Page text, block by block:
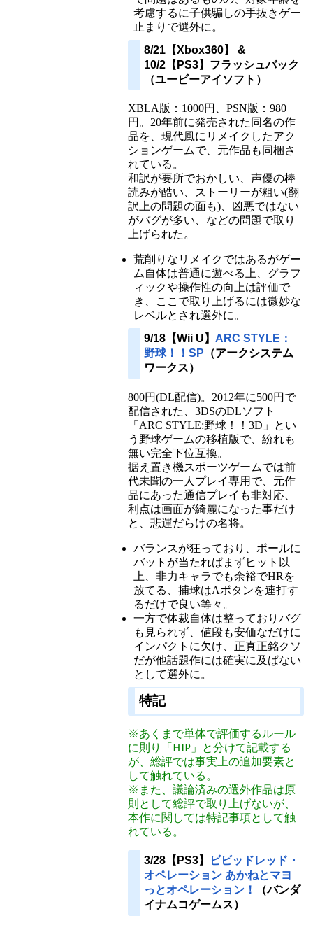
考慮するに子供騙しの手抜きゲー
止まりで選外に。
8/21【Xbox360】 &
10/2【PS3】フラッシュバック
（ユービーアイソフト）
XBLA版：1000円、PSN版：980
円。20年前に発売された同名の作
品を、現代風にリメイクしたアク
ションゲームで、元作品も同梱さ
れている。
和訳が要所でおかしい、声優の棒
読みが酷い、ストーリーが粗い(翻
訳上の問題の面も)、凶悪ではない
がバグが多い、などの問題で取り
上げられた。
荒削りなリメイクではあるがゲー
ム自体は普通に遊べる上、グラフ
ィックや操作性の向上は評価で
き、ここで取り上げるには微妙な
レベルとされ選外に。
9/18【Wii U】 ARC STYLE：
野球！！SP （アークシステム
ワークス）
800円(DL配信)。2012年に500円で
配信された、3DSのDLソフト
「ARC STYLE:野球！！3D」とい
う野球ゲームの移植版で、紛れも
無い完全下位互換。
据え置き機スポーツゲームでは前
代未聞の一人プレイ専用で、元作
品にあった通信プレイも非対応、
利点は画面が綺麗になった事だけ
と、悲運だらけの名将。
バランスが狂っており、ボールに
バットが当たればまずヒット以
上、非力キャラでも余裕でHRを
放てる、捕球はAボタンを連打す
るだけで良い等々。
一方で体裁自体は整っておりバグ
も見られず、値段も安価なだけに
インパクトに欠け、正真正銘クソ
だが他話題作には確実に及ばない
として選外に。
特記
※あくまで単体で評価するルール
に則り「HIP」と分けて記載する
が、総評では事実上の追加要素と
して触れている。
※また、議論済みの選外作品は原
則として総評で取り上げないが、
本作に関しては特記事項として触
れている。
3/28【PS3】
ビビッドレッド・
オペレーション あかねとマヨ
っとオペレーション！
（バンダ
イナムコゲームス）